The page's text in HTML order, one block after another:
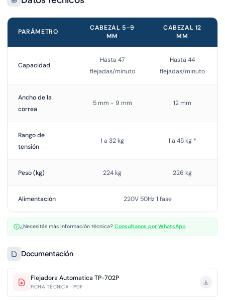
PARÁMETRO
CABEZAL 5-9
MM
CABEZAL 12
MM
Capacidad
Hasta 47
flejadas/minuto
Hasta 44
flejadas/minuto
Ancho de la
correa
5 mm - 9 mm 12 mm
Rango de
tensión
1 a 32 kg 1 a 45 kg *
Peso (kg) 224 kg 226 kg
Alimentación 220V 50Hz 1 fase
¿Necesitás más información técnica? Consultanos por WhatsApp
Documentación
Flejadora Automatica TP-702P
FICHA TÉCNICA · PDF